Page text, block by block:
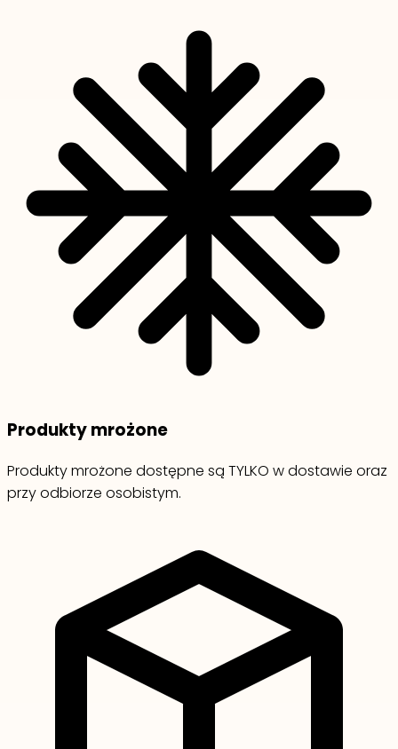
Produkty mrożone
Produkty mrożone dostępne są TYLKO w dostawie oraz
przy odbiorze osobistym.